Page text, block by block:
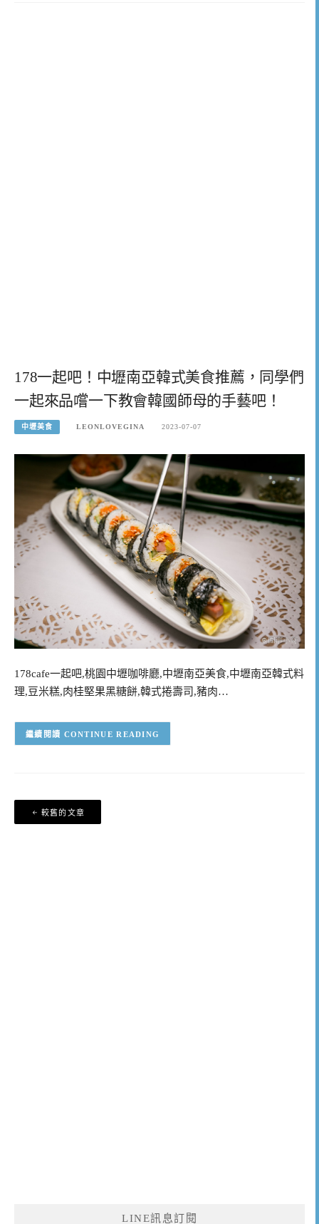
178一起吧！中壢南亞韓式美食推薦，同學們
一起來品嚐一下教會韓國師母的手藝吧！
中壢美食 LEONLOVEGINA 2023-07-07
178cafe一起吧,桃園中壢咖啡廳,中壢南亞美食,中壢南亞韓式料
理,豆米糕,肉桂堅果黑糖餅,韓式捲壽司,豬肉…
CONTINUE READING
文
章
較舊的文章
LINE訊息訂閱